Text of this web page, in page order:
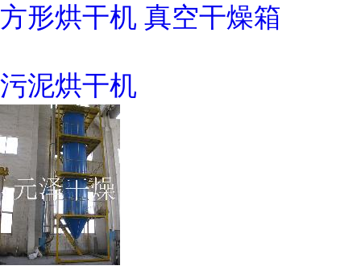
方形烘干机 真空干燥箱
污泥烘干机